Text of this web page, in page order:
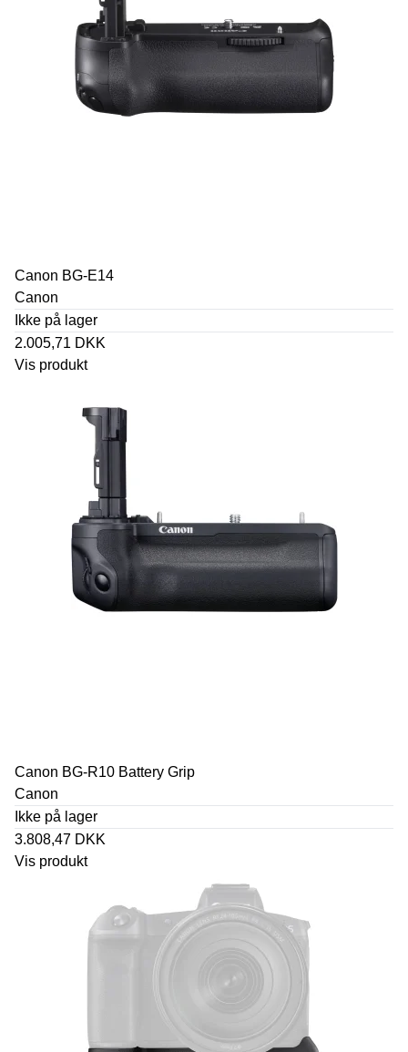
Canon BG-E14
Canon
Ikke på lager
2.005,71 DKK
Vis produkt
Canon BG-R10 Battery Grip
Canon
Ikke på lager
3.808,47 DKK
Vis produkt